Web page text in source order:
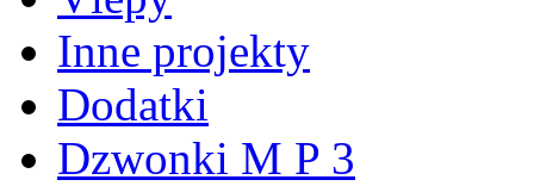
Inne projekty
Dodatki
Dzwonki M P 3